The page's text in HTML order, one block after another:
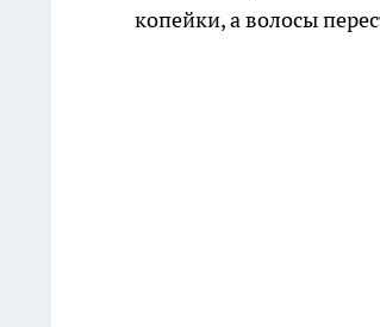
копейки, а волосы